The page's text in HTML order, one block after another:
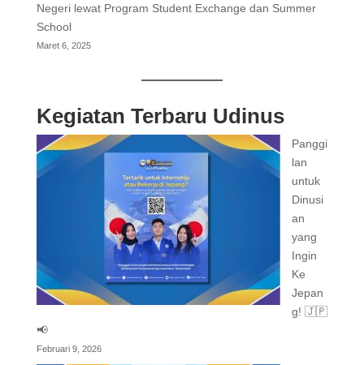
Negeri lewat Program Student Exchange dan Summer
School
Maret 6, 2025
Kegiatan Terbaru Udinus
Panggi
lan
untuk
Dinusi
an
yang
Ingin
Ke
Jepan
g! 🇯🇵
📢
Februari 9, 2026